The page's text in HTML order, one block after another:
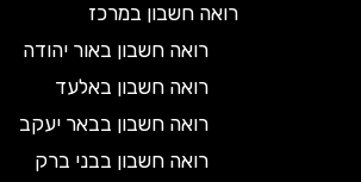
רואה חשבון במרכז
רואה חשבון באור יהודה
רואה חשבון באלעד
רואה חשבון בבאר יעקב
רואה חשבון בבני ברק